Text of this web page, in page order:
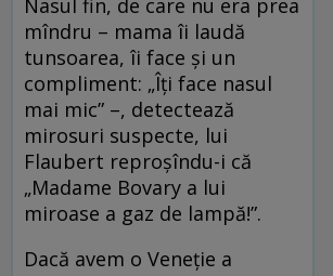
Nasul fin, de care nu era prea
mîndru – mama îi laudă
tunsoarea, îi face și un
compliment: „Îți face nasul
mai mic” –, detectează
mirosuri suspecte, lui
Flaubert reproșîndu-i că
„Madame Bovary a lui
miroase a gaz de lampă!”.
Dacă avem o Veneție a